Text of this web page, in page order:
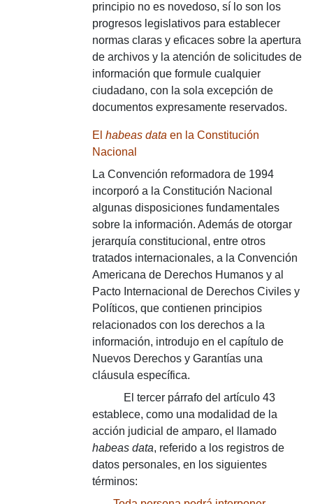
principio no es novedoso, sí lo son los
progresos legislativos para establecer
normas claras y eficaces sobre la apertura
de archivos y la atención de solicitudes de
información que formule cualquier
ciudadano, con la sola excepción de
documentos expresamente reservados.
El habeas data en la Constitución
Nacional
La Convención reformadora de 1994
incorporó a la Constitución Nacional
algunas disposiciones fundamentales
sobre la información. Además de otorgar
jerarquía constitucional, entre otros
tratados internacionales, a la Convención
Americana de Derechos Humanos y al
Pacto Internacional de Derechos Civiles y
Políticos, que contienen principios
relacionados con los derechos a la
información, introdujo en el capítulo de
Nuevos Derechos y Garantías una
cláusula específica.
El tercer párrafo del artículo 43
establece, como una modalidad de la
acción judicial de amparo, el llamado
habeas data, referido a los registros de
datos personales, en los siguientes
términos: